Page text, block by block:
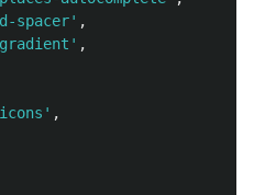
spacer' ,
' ,
' ,